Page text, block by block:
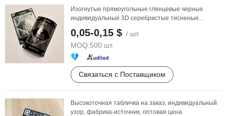
Изогнутые прямоугольные глянцевые черные
индивидуальные 3D серебристые тисненые
геометрические ...
0,05-0,15 $ / шт.
MOQ:500 шт.
Связаться с Поставщиком
Высокоточная табличка на заказ, индивидуальный
узор, фабрика-источник, оптовая цена